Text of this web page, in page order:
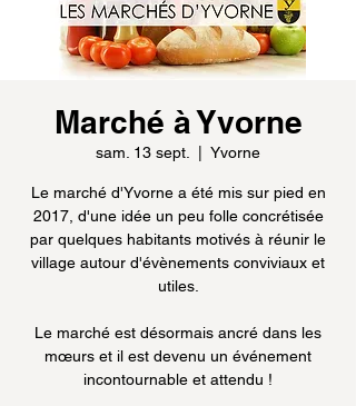
Marché à Yvorne
sam. 13 sept. Yvorne
Le marché d'Yvorne a été mis sur pied en
2017, d'une idée un peu folle concrétisée
par quelques habitants motivés à réunir le
village autour d'évènements conviviaux et
utiles.
Le marché est désormais ancré dans les
mœurs et il est devenu un événement
incontournable et attendu !